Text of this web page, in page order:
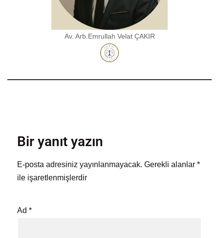
Av. Arb.Emrullah Velat ÇAKIR
Bir yanıt yazın
E-posta adresiniz yayınlanmayacak. Gerekli alanlar *
ile işaretlenmişlerdir
Ad *